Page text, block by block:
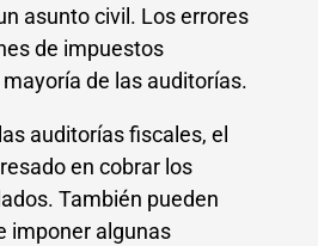
asunto civil. Los errores
de impuestos
de las auditorías.
auditorías fiscales, el
en cobrar los
También pueden
imponer algunas